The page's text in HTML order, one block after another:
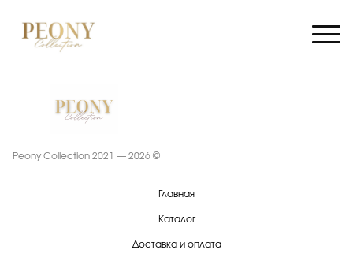
Peony Collection 2021 — 2026 ©
Главная
Каталог
Доставка и оплата